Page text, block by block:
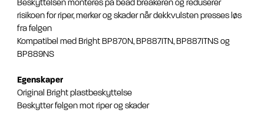
Beskyttelsen monteres på bead breakeren og reduserer
risikoen for riper, merker og skader når dekkvulsten presses løs
fra felgen
Kompatibel med Bright BP870N, BP887ITN, BP887ITNS og
BP889NS
Egenskaper
Original Bright plastbeskyttelse
Beskytter felgen mot riper og skader